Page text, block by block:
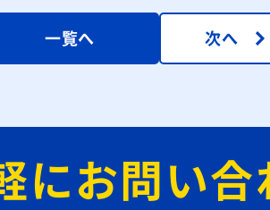
一覧へ 次へ
にお問い